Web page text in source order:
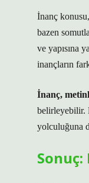
İnanç
bazen
ve yapısına
inançların
İnanç,
belirleyebilir.
yolculuğuna
Sonuç: